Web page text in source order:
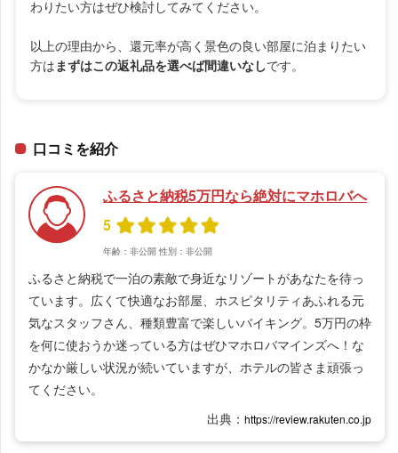
わりたい方はぜひ検討してみてください。
以上の理由から、還元率が高く景色の良い部屋に泊まりたい
方はまずはこの返礼品を選べば間違いなしです。
口コミを紹介
ふるさと納税5万円なら絶対にマホロバへ
5
年齢：非公開 性別：非公開
ふるさと納税で一泊の素敵で身近なリゾートがあなたを待っ
ています。広くて快適なお部屋、ホスピタリティあふれる元
気なスタッフさん、種類豊富で楽しいバイキング。5万円の枠
を何に使おうか迷っている方はぜひマホロバマインズへ！な
かなか厳しい状況が続いていますが、ホテルの皆さま頑張っ
てください。
出典： https://review.rakuten.co.jp